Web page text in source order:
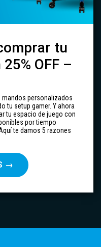
tu
OFF –
mandos personalizados
tu setup gamer. Y ahora
tu espacio de juego con
por tiempo
te damos 5 razones
→